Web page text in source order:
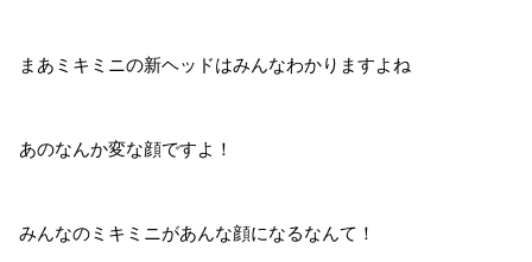
まあミキミニの新ヘッドはみんなわかりますよね
あのなんか変な顔ですよ！
みんなのミキミニがあんな顔になるなんて！